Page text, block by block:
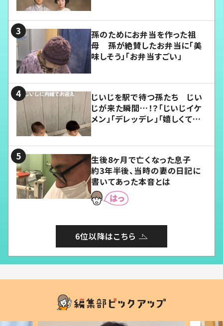
孫のためにお弁当を作った祖
母 孫が絶賛したお弁当に「美
味しそう」「お弁当すごい」
じいじを駅で待つ孫たち じい
じが来た瞬間…！？「じいじイケ
メン」「デレッデレ」「嬉しくて可
生後8ヶ月で亡くなった息子
約3年半後、当時の妻の日記に
書いてあった本音とは
6位以降はこちら